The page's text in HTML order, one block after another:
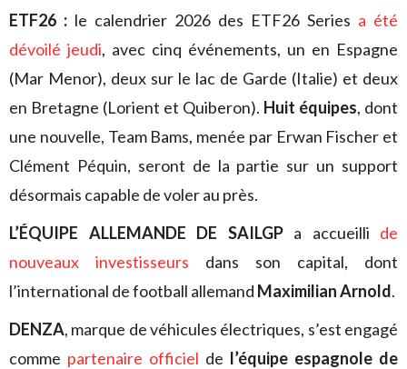
ETF26 : le calendrier 2026 des ETF26 Series a été
dévoilé jeudi, avec cinq événements, un en Espagne
(Mar Menor), deux sur le lac de Garde (Italie) et deux
en Bretagne (Lorient et Quiberon). Huit équipes, dont
une nouvelle, Team Bams, menée par Erwan Fischer et
Clément Péquin, seront de la partie sur un support
désormais capable de voler au près.
L’ÉQUIPE ALLEMANDE DE SAILGPa accueilli de
nouveaux investisseurs dans son capital, dont
l’international de football allemand Maximilian Arnold.
DENZA, marque de véhicules électriques, s’est engagé
comme partenaire officiel de l’équipe espagnole de